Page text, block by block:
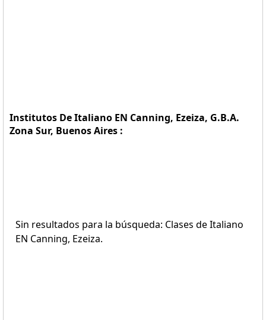
Institutos De Italiano EN Canning, Ezeiza, G.B.A.
Zona Sur, Buenos Aires :
Sin resultados para la búsqueda: Clases de Italiano
EN Canning, Ezeiza.